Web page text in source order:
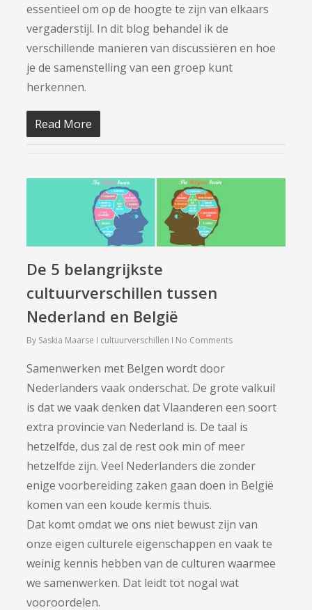
essentieel om op de hoogte te zijn van elkaars
vergaderstijl. In dit blog behandel ik de
verschillende manieren van discussiëren en hoe
je de samenstelling van een groep kunt
herkennen.
Read More
De 5 belangrijkste
cultuurverschillen tussen
Nederland en België
By Saskia Maarse cultuurverschillen No Comments
Samenwerken met Belgen wordt door
Nederlanders vaak onderschat. De grote valkuil
is dat we vaak denken dat Vlaanderen een soort
extra provincie van Nederland is. De taal is
hetzelfde, dus zal de rest ook min of meer
hetzelfde zijn. Veel Nederlanders die zonder
enige voorbereiding zaken gaan doen in België
komen van een koude kermis thuis.
Dat komt omdat we ons niet bewust zijn van
onze eigen culturele eigenschappen en vaak te
weinig kennis hebben van de culturen waarmee
we samenwerken. Dat leidt tot nogal wat
vooroordelen.